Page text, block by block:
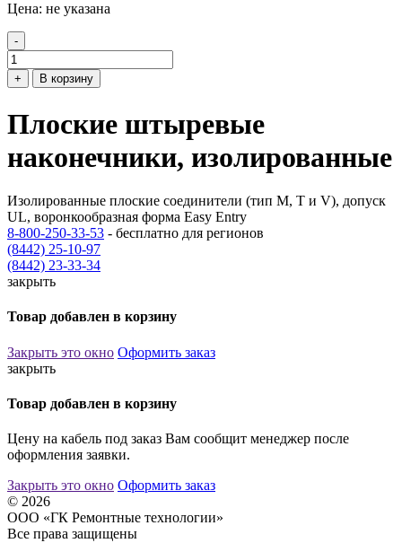
Цена: не указана
-
+ В корзину
Плоские штыревые
наконечники, изолированные
Изолированные плоские соединители (тип M, T и V), допуск
UL, воронкообразная форма Easy Entry
8-800-250-33-53 - бесплатно для регионов
(8442) 25-10-97
(8442) 23-33-34
закрыть
Товар добавлен в корзину
Закрыть это окно Оформить заказ
закрыть
Товар добавлен в корзину
Цену на кабель под заказ Вам сообщит менеджер после
оформления заявки.
Закрыть это окно Оформить заказ
© 2026
ООО «ГК Ремонтные технологии»
Все права защищены